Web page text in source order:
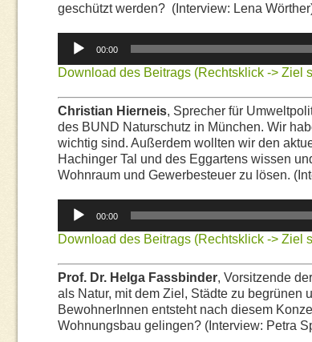
geschützt werden? (Interview: Lena
Audio-
Player
00:00
Download des Beitrags (Rechtsklick -> Ziel
Christian Hierneis, Sprecher für
des BUND Naturschutz in München. Wir
wichtig sind. Außerdem wollten wir den
Hachinger Tal und des Eggartens wissen
Wohnraum und Gewerbesteuer zu lösen.
Audio-
Player
00:00
Download des Beitrags (Rechtsklick -> Ziel
Prof. Dr. Helga Fassbinder, Vorsitzende
als Natur, mit dem Ziel, Städte zu begrünen
BewohnerInnen entsteht nach diesem
Wohnungsbau gelingen? (Interview: Petra